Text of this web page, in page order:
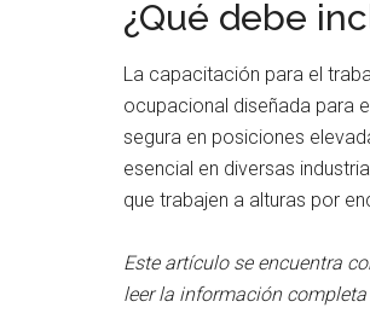
¿Qué debe
La capacitación para el
ocupacional diseñada para
segura en posiciones
esencial en diversas
que trabajen a alturas por
Este artículo se encuentra
leer la información